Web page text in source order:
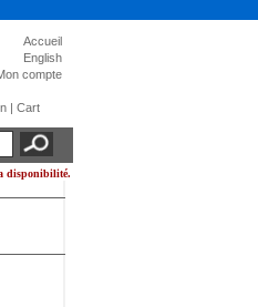
Accueil
English
compte
| Cart
disponibilité.